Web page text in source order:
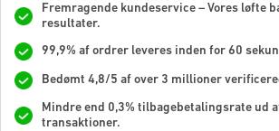
Fremragende kundeservice – Vores løfte
resultater.
99,9% af ordrer leveres inden for 60
Bedømt 4,8/5 af over 3 millioner
Mindre end 0,3% tilbagebetalingsrate ud
transaktioner.